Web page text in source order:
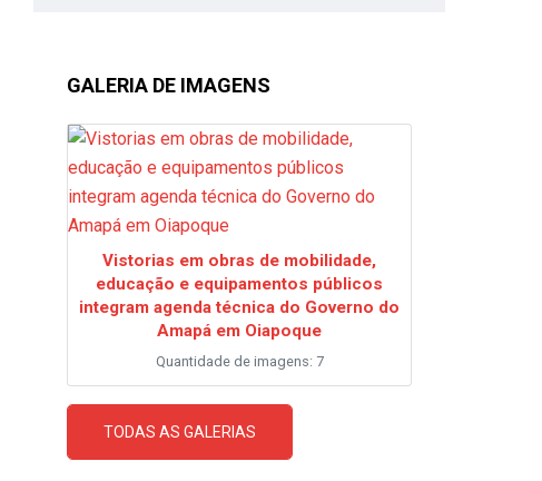
GALERIA DE IMAGENS
Vistorias em obras de mobilidade,
educação e equipamentos públicos
integram agenda técnica do Governo do
Amapá em Oiapoque
Quantidade de imagens: 7
TODAS AS GALERIAS